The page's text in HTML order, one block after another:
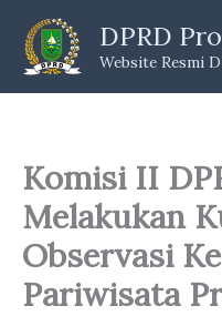
content
DPRD
Website Resmi
Komisi II
Melakukan
Observasi
Pariwisata